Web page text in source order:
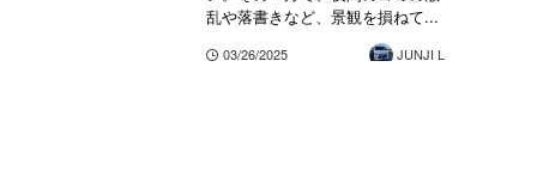
乱や落書きなど、景観を損ねて...
03/26/2025 JUNJI L